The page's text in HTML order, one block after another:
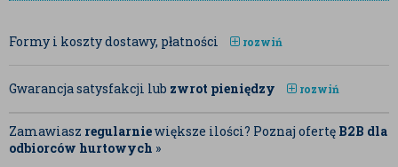
Formy i koszty dostawy, płatności rozwiń
Gwarancja satysfakcji lub zwrot pieniędzy rozwiń
Zamawiasz regularniewiększe ilości? Poznaj ofertę B2B dla
odbiorców hurtowych »